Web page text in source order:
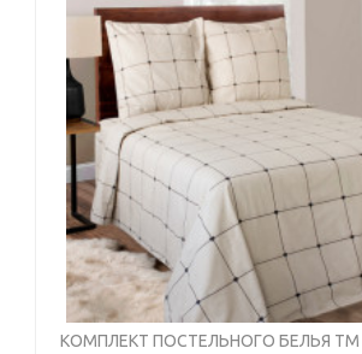
КОМПЛЕКТ ПОСТЕЛЬНОГО БЕЛЬЯ ТМ